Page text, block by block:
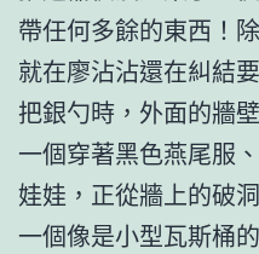
帶任何多餘的東西！
就在廖沾沾還在糾結
把銀勺時，外面的牆
一個穿著黑色燕尾服
娃娃，正從牆上的破
一個像是小型瓦斯桶